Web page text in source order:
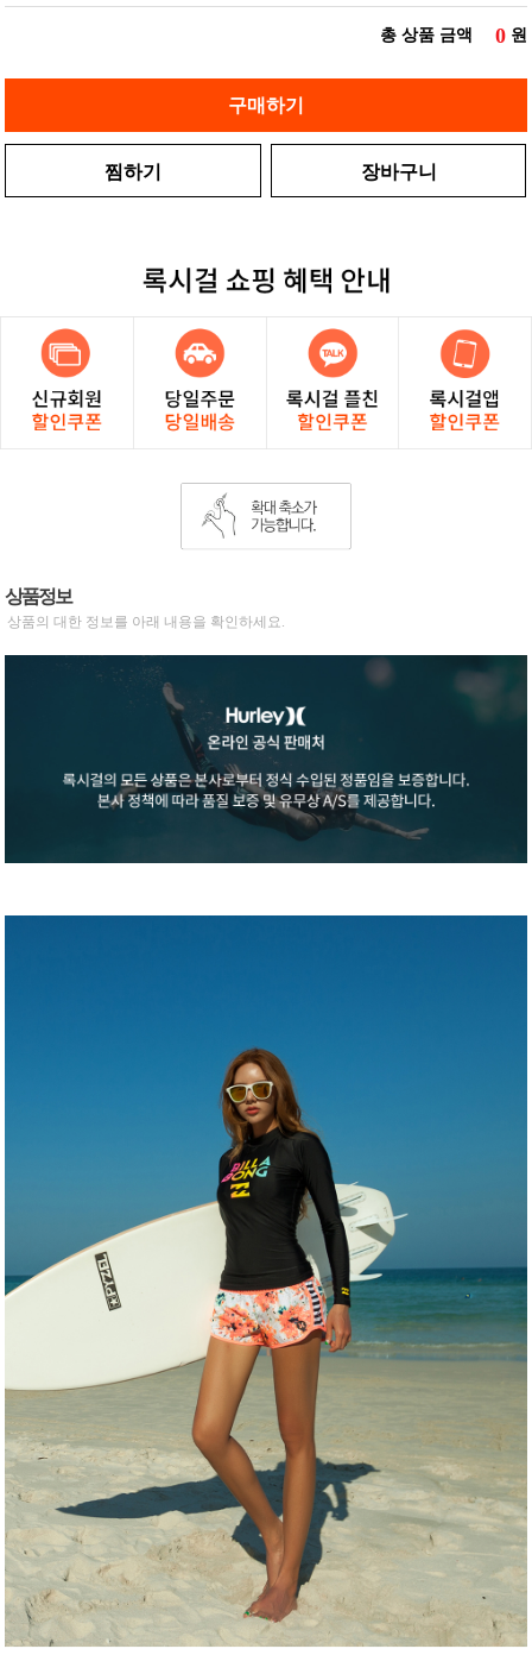
총 상품 금액 0 원
구매하기
찜하기 장바구니
상품정보
상품의 대한 정보를 아래 내용을 확인하세요.